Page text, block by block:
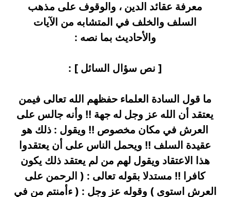
معرفة عقائد الدين ، والوقوف على مذهب
السلف والخلف في المتشابه من الآيات
والأحاديث بما نصه :
[ نص سؤال السائل ] :
ما قول السادة العلماء حفظهم الله تعالى فيمن
يعتقد أن الله عز وجل له جهة !! وأنه جالس على
العرش في مكان مخصوص !! ويقول : ذلك هو
عقيدة السلف !! ويحمل الناس على أن يعتقدوا
هذا الاعتقاد ويقول لهم من لم يعتقد ذلك يكون
كافرا !! مستدلا بقوله تعالى : ( الرحمن على
العرش استوى ) وقوله عز وجل : ( ءأمنتم من في